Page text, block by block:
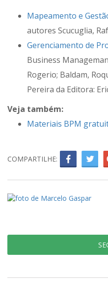
Mapeamento e
autores Scucuglia,
Gerenciamento de
Business
Rogerio; Baldam,
Pereira da Editora:
Veja também:
Materiais BPM
COMPARTILHE: